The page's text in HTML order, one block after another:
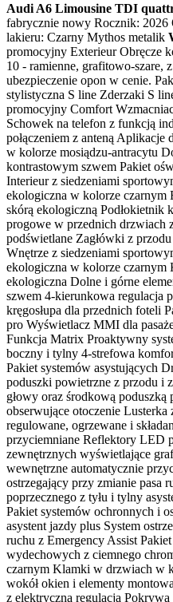
Audi A6 Limousine TDI
fabrycznie nowy Rocznik:
lakieru: Czarny Mythos metalik
promocyjny Exterieur Obręcze
10 - ramienne, grafitowo-szare,
ubezpieczenie opon w cenie.
stylistyczna S line Zderzaki S
promocyjny Comfort
Schowek na telefon z funkcją
połączeniem z anteną
w kolorze mosiądzu-antracytu
kontrastowym szwem Pakiet
Interieur z siedzeniami
ekologiczna w kolorze czarnym
skórą ekologiczną
progowe w przednich drzwiach
podświetlane Zagłówki z
Wnętrze z siedzeniami
ekologiczna w kolorze czarnym
ekologiczna Dolne i górne
szwem 4-kierunkowa regulacja
kręgosłupa dla przednich foteli
pro Wyświetlacz MMI dla
Funkcja Matrix Proaktywny
boczny i tylny 4-strefowa
Pakiet systemów asystujących
poduszki powietrzne z przodu i
głowy oraz środkową
obserwujące otoczenie Lusterka
regulowane, ogrzewane i
przyciemniane Reflektory LED
zewnętrznych wyświetlające
wewnętrzne automatycznie
ostrzegający przy zmianie pasa
poprzecznego z tyłu i tylny
Pakiet systemów ochronnych i
asystent jazdy plus System
ruchu z Emergency Assist
wydechowych z ciemnego
czarnym Klamki w drzwiach w
wokół okien i elementy
z elektryczną regulacją